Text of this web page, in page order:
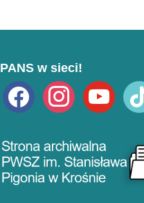
PANS w sieci!
facebook instagramyoutube